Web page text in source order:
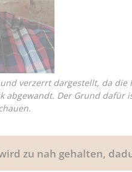
verzerrt dargestellt, da die
Der Grund dafür
zu nah gehalten,